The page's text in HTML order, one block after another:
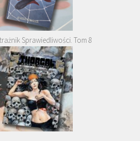
Sprawiedliwości. Tom 8